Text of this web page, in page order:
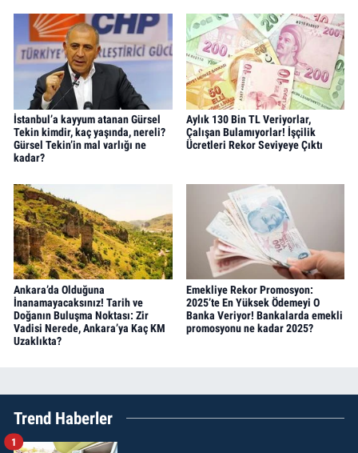
İstanbul’a kayyum atanan Gürsel
Tekin kimdir, kaç yaşında, nereli?
Gürsel Tekin’in mal varlığı ne
kadar?
Aylık 130 Bin TL Veriyorlar,
Çalışan Bulamıyorlar! İşçilik
Ücretleri Rekor Seviyeye Çıktı
Ankara’da Olduğuna
İnanamayacaksınız! Tarih ve
Doğanın Buluşma Noktası: Zir
Vadisi Nerede, Ankara’ya Kaç KM
Uzaklıkta?
Emekliye Rekor Promosyon:
2025’te En Yüksek Ödemeyi O
Banka Veriyor! Bankalarda emekli
promosyonu ne kadar 2025?
Trend Haberler
1